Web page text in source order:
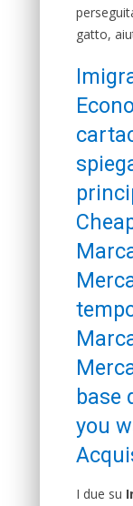
gatto,
base
you
I due su